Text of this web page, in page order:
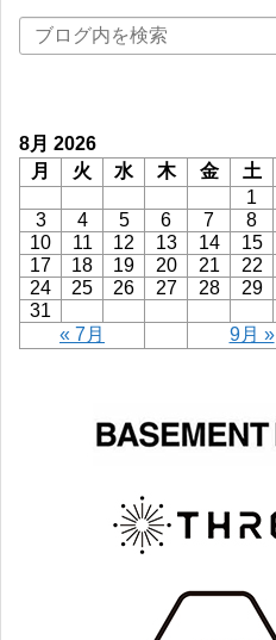
8月 2026
月
火 水 木 金 土
1
3
4 5 6 7 8
10
11 12 13 14 15
17
18 19 20 21 22
24
25 26 27 28 29
31
« 7月
9月 »